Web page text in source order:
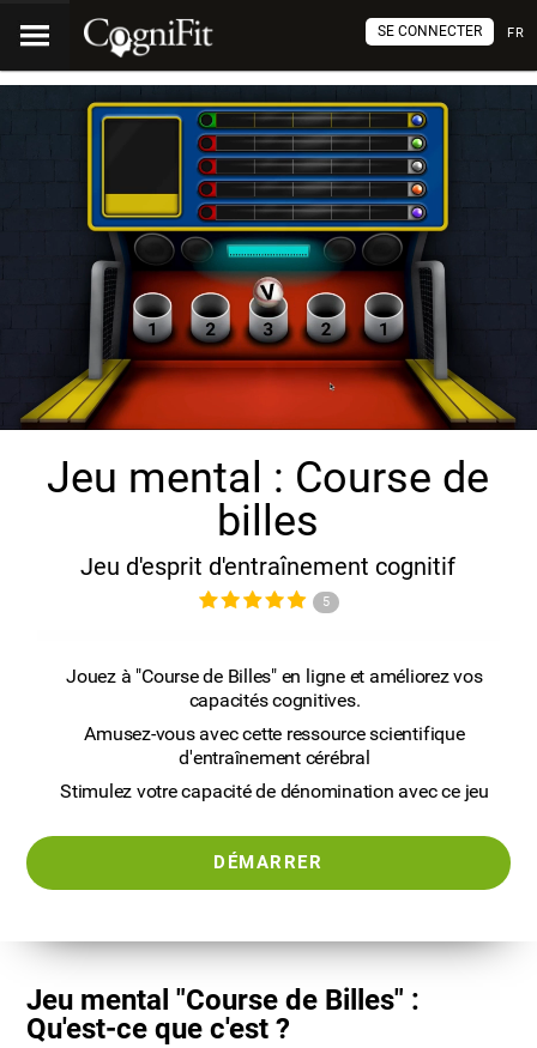
FR
SE CONNECTER
Jeu mental : Course de
billes
Jeu d'esprit d'entraînement cognitif
5
Jouez à "Course de Billes" en ligne et améliorez vos
capacités cognitives.
Amusez-vous avec cette ressource scientifique
d'entraînement cérébral
Stimulez votre capacité de dénomination avec ce jeu
DÉMARRER
Jeu mental "Course de Billes" :
Qu'est-ce que c'est ?